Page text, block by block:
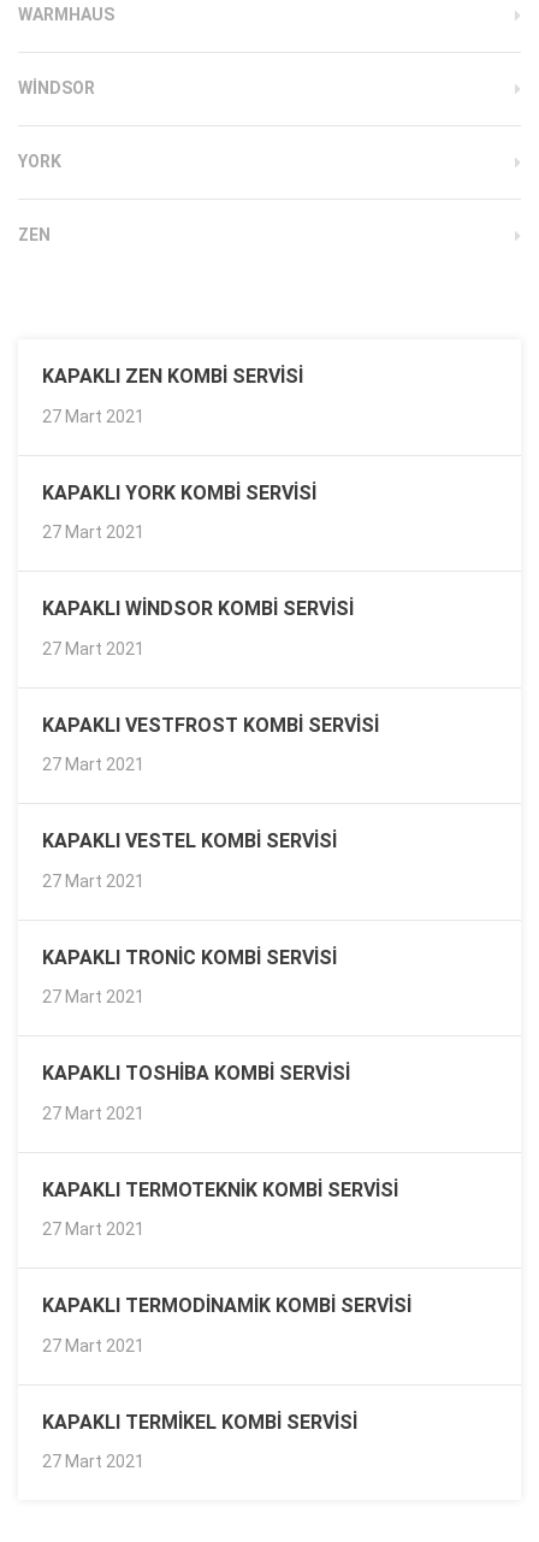
WARMHAUS
WINDSOR
YORK
ZEN
KAPAKLI ZEN KOMBI SERVISI
27 Mart 2021
KAPAKLI YORK KOMBI SERVISI
27 Mart 2021
KAPAKLI WINDSOR KOMBI SERVISI
27 Mart 2021
KAPAKLI VESTFROST KOMBI SERVISI
27 Mart 2021
KAPAKLI VESTEL KOMBI SERVISI
27 Mart 2021
KAPAKLI TRONIC KOMBI SERVISI
27 Mart 2021
KAPAKLI TOSHIBA KOMBI SERVISI
27 Mart 2021
KAPAKLI TERMOTEKNIK KOMBI SERVISI
27 Mart 2021
KAPAKLI TERMODINAMIK KOMBI SERVISI
27 Mart 2021
KAPAKLI TERMIKEL KOMBI SERVISI
27 Mart 2021